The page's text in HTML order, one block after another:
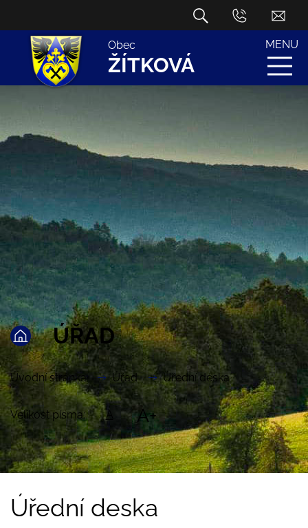
Obec
ŽÍTKOVÁ
MENU
ÚŘAD
Úvodní stránka Úřad Úřední deska
Velikost písma: A A+
Úřední deska